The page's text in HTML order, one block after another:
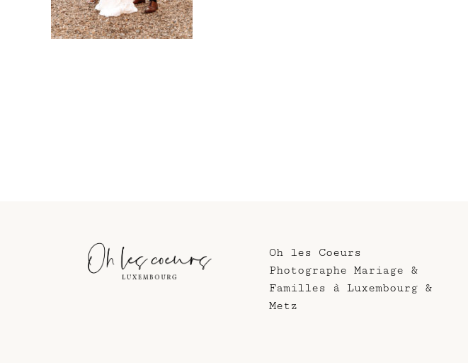
Oh les Coeurs
Photographe Mariage &
Familles à Luxembourg &
Metz